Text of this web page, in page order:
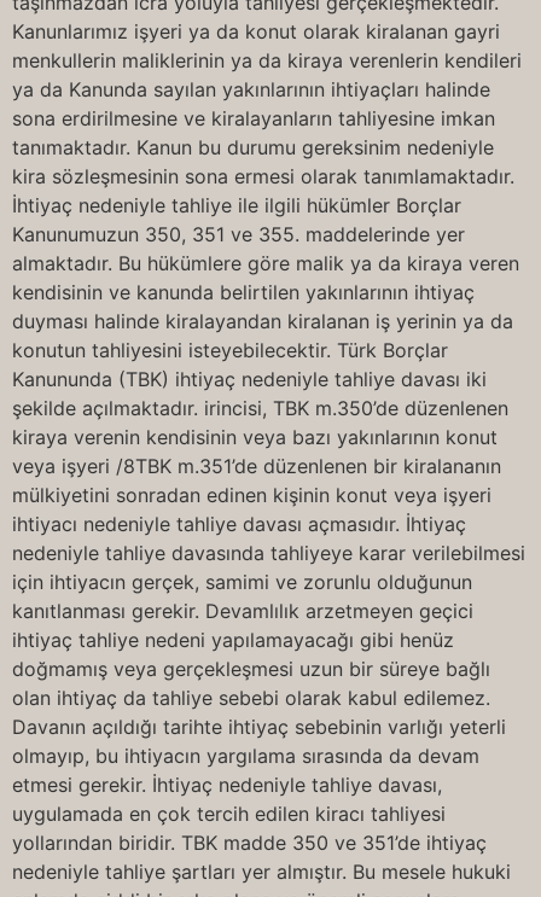
Kanunlarımız işyeri ya da konut olarak kiralanan gayri
menkullerin maliklerinin ya da kiraya verenlerin kendileri
ya da Kanunda sayılan yakınlarının ihtiyaçları halinde
sona erdirilmesine ve kiralayanların tahliyesine imkan
tanımaktadır. Kanun bu durumu gereksinim nedeniyle
kira sözleşmesinin sona ermesi olarak tanımlamaktadır.
İhtiyaç nedeniyle tahliye ile ilgili hükümler Borçlar
Kanunumuzun 350, 351 ve 355. maddelerinde yer
almaktadır. Bu hükümlere göre malik ya da kiraya veren
kendisinin ve kanunda belirtilen yakınlarının ihtiyaç
duyması halinde kiralayandan kiralanan iş yerinin ya da
konutun tahliyesini isteyebilecektir. Türk Borçlar
Kanununda (TBK) ihtiyaç nedeniyle tahliye davası iki
şekilde açılmaktadır. irincisi, TBK m.350’de düzenlenen
kiraya verenin kendisinin veya bazı yakınlarının konut
veya işyeri /8TBK m.351’de düzenlenen bir kiralananın
mülkiyetini sonradan edinen kişinin konut veya işyeri
ihtiyacı nedeniyle tahliye davası açmasıdır. İhtiyaç
nedeniyle tahliye davasında tahliyeye karar verilebilmesi
için ihtiyacın gerçek, samimi ve zorunlu olduğunun
kanıtlanması gerekir. Devamlılık arzetmeyen geçici
ihtiyaç tahliye nedeni yapılamayacağı gibi henüz
doğmamış veya gerçekleşmesi uzun bir süreye bağlı
olan ihtiyaç da tahliye sebebi olarak kabul edilemez.
Davanın açıldığı tarihte ihtiyaç sebebinin varlığı yeterli
olmayıp, bu ihtiyacın yargılama sırasında da devam
etmesi gerekir. İhtiyaç nedeniyle tahliye davası,
uygulamada en çok tercih edilen kiracı tahliyesi
yollarından biridir. TBK madde 350 ve 351’de ihtiyaç
nedeniyle tahliye şartları yer almıştır. Bu mesele hukuki